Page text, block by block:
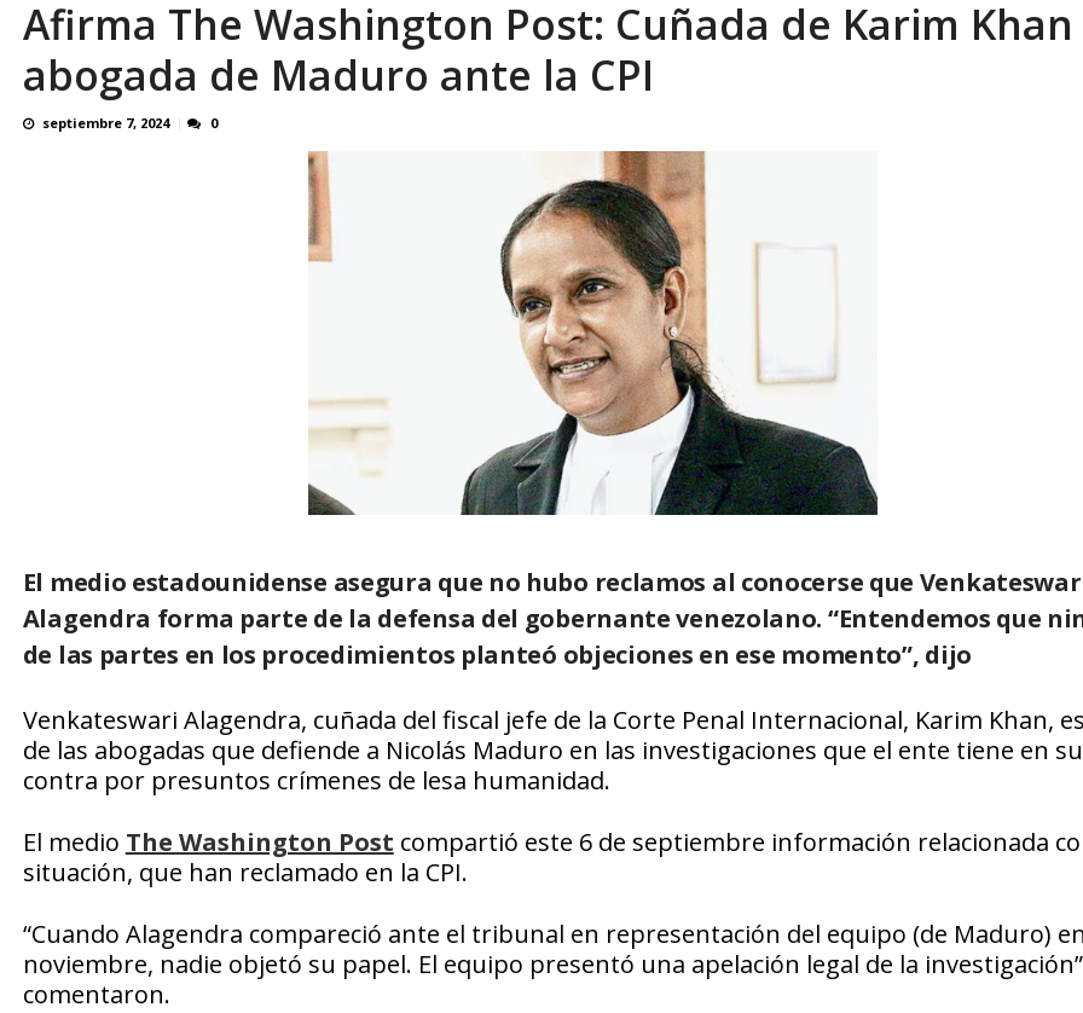
Afirma The Washington Post: Cuñada de Karim Khan
abogada de Maduro ante la CPI
septiembre 7, 2024 0
El medio estadounidense asegura que no hubo reclamos al conocerse que
Alagendra forma parte de la defensa del gobernante venezolano. “Entendemos que
de las partes en los procedimientos planteó objeciones en ese momento”, dijo
Venkateswari Alagendra, cuñada del fiscal jefe de la Corte Penal Internacional, Karim Khan,
de las abogadas que defiende a Nicolás Maduro en las investigaciones que el ente tiene en su
contra por presuntos crímenes de lesa humanidad.
El medio The Washington Post compartió este 6 de septiembre información relacionada
situación, que han reclamado en la CPI.
“Cuando Alagendra compareció ante el tribunal en representación del equipo (de Maduro) en
noviembre, nadie objetó su papel. El equipo presentó una apelación legal de la
comentaron.